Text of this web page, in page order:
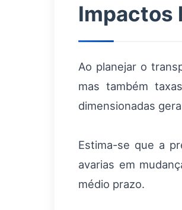
Impactos
Ao planejar o
mas também
dimensionadas
Estima-se que a
avarias em
médio prazo.